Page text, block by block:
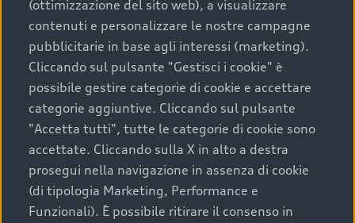
un’auto usata Audi
Scegliere un’auto usata è una decisione che coniuga
convenienza, affidabilità e sostenibilità. Per fare un
acquisto sicuro, è essenziale considerare aspetti
determinanti come la garanzia inclusa e l’affidabilità del
marchio. Audi offre l’auto usata perfetta tramite Audi
Prima Scelta :plus
(ottimizzazione del sito web), a visualizzare
contenuti e personalizzare le nostre campagne
pubblicitarie in base agli interessi (marketing).
Cliccando sul pulsante "Gestisci i cookie" è
possibile gestire categorie di cookie e accettare
categorie aggiuntive. Cliccando sul pulsante
"Accetta tutti", tutte le categorie di cookie sono
accettate. Cliccando sulla X in alto a destra
prosegui nella navigazione in assenza di cookie
(di tipologia Marketing, Performance e
Funzionali). È possibile ritirare il consenso in